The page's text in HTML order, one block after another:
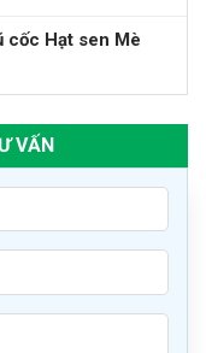
cốc Hạt sen Mè
VẤN